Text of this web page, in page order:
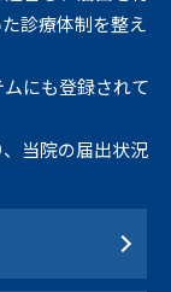
診療体制を整え
にも登録されて
、当院の届出状況